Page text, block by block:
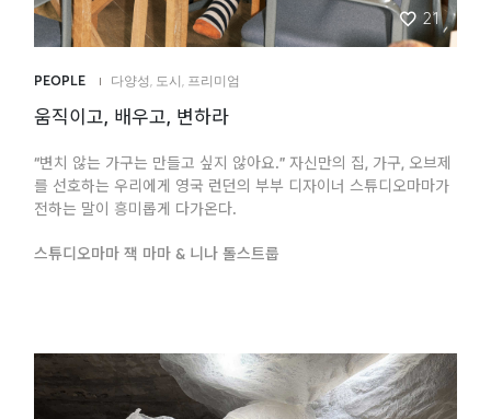
21
PEOPLE 다양성 도시 프리미엄
움직이고, 배우고, 변하라
“변치 않는 가구는 만들고 싶지 않아요.” 자신만의 집, 가구, 오브제
를 선호하는 우리에게 영국 런던의 부부 디자이너 스튜디오마마가
전하는 말이 흥미롭게 다가온다.
스튜디오마마 잭 마마 & 니나 톨스트룹